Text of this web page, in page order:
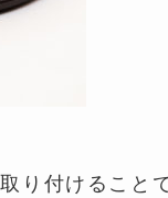
り付けること